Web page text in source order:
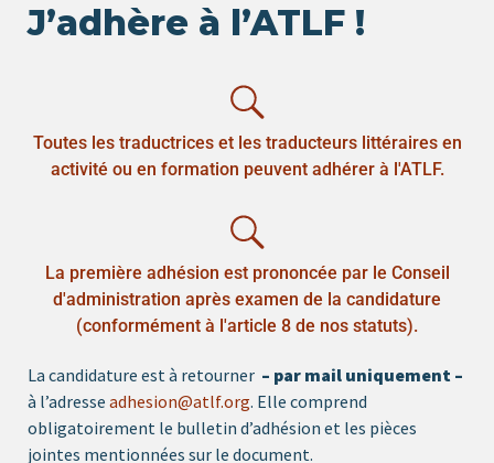
J’adhère à l’ATLF !
Toutes les traductrices et les traducteurs littéraires en
activité ou en formation peuvent adhérer à l'ATLF.
La première adhésion est prononcée par le Conseil
d'administration après examen de la candidature
(conformément à l'article 8 de nos statuts).
La candidature est à retourner – par mail uniquement –
à l’adresse adhesion@atlf.org. Elle comprend
obligatoirement le bulletin d’adhésion et les pièces
jointes mentionnées sur le document.